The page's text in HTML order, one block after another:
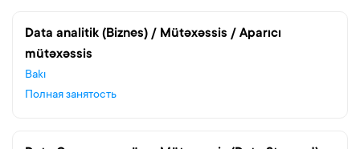
Data analitik (Biznes) / Mütəxəssis / Aparıcı
mütəxəssis
Bakı
Полная занятость